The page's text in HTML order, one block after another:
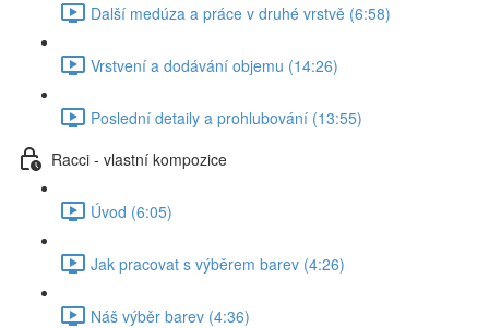
Další medúza a práce v druhé vrstvě (6:58)
Vrstvení a dodávání objemu (14:26)
Poslední detaily a prohlubování (13:55)
Racci - vlastní kompozice
Úvod (6:05)
Jak pracovat s výběrem barev (4:26)
Náš výběr barev (4:36)